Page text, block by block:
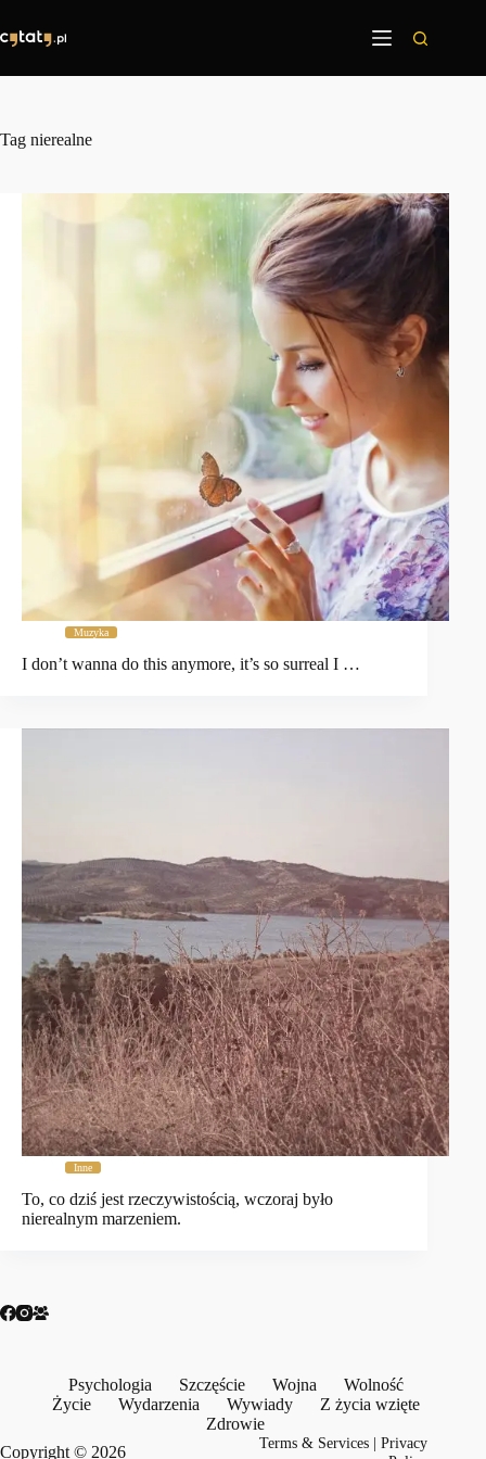
treści
Tag nierealne
Muzyka
I don’t wanna do this anymore, it’s so surreal I …
Inne
To, co dziś jest rzeczywistością, wczoraj było
nierealnym marzeniem.
Psychologia Szczęście Wojna
Wolność
Życie
Wydarzenia Wywiady
Z życia wzięte
Zdrowie
Copyright © 2026
Terms & Services |Privacy